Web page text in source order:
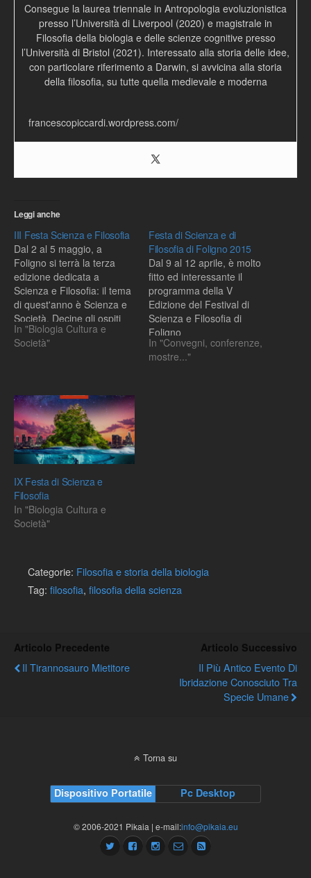
Consegue la laurea triennale in Antropologia evoluzionistica
presso l’Università di Liverpool (2020) e magistrale in
Filosofia della biologia e delle scienze cognitive presso
l’Università di Bristol (2021). Interessato alla storia delle idee,
con particolare riferimento a Darwin, si avvicina alla storia
della filosofia, su tutte quella medievale e moderna
francescopiccardi.wordpress.com/
Leggi anche
III Festa Scienza e Filosofia
Dal 2 al 5 maggio, a
Foligno si terrà la terza
edizione dedicata a
Scienza e Filosofia: il tema
di quest'anno è Scienza e
Società. Decine gli ospiti
italiani e internazionali
In "Biologia Cultura e
Società"
Festa di Scienza e di
Filosofia di Foligno 2015
Dal 9 al 12 aprile, è molto
fitto ed interessante il
programma della V
Edizione del Festival di
Scienza e Filosofia di
Foligno
In "Convegni, conferenze,
mostre..."
IX Festa di Scienza e
Filosofia
In "Biologia Cultura e
Società"
Categorie: Filosofia e storia della biologia
Tag: filosofia, filosofia della scienza
Articolo Precedente
Il Tirannosauro Mietitore
Articolo Successivo
Il Più Antico Evento Di
Ibridazione Conosciuto Tra
Specie Umane
Torna su
Dispositivo Portatile Pc Desktop
© 2006-2021 Pikaia | e-mail:info@pikaia.eu